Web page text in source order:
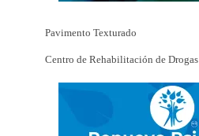
Pavimento Texturado
Centro de Rehabilitación de Drogas